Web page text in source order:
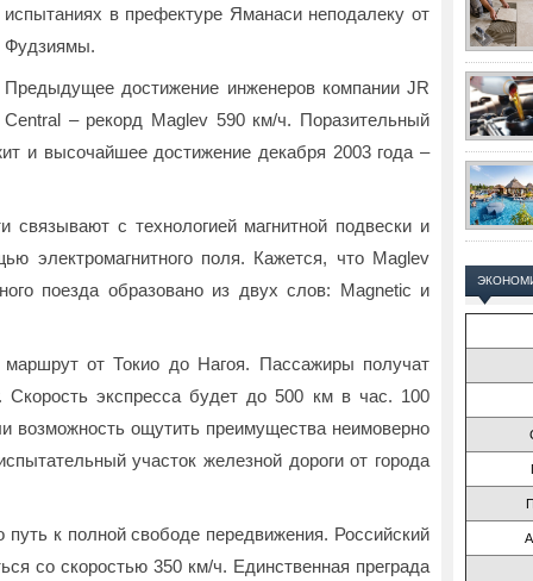
испытаниях в префектуре Яманаси неподалеку от
Фудзиямы.
Предыдущее достижение инженеров компании JR
Central – рекорд Maglev 590 км/ч. Поразительный
и высочайшее достижение декабря 2003 года –
связывают с технологией магнитной подвески и
электромагнитного поля. Кажется, что Maglev
поезда образовано из двух слов: Magnetic и
от Токио до Нагоя. Пассажиры получат
Скорость экспресса будет до 500 км в час. 100
возможность ощутить преимущества неимоверно
участок железной дороги от города
к полной свободе передвижения. Российский
со скоростью 350 км/ч. Единственная преграда